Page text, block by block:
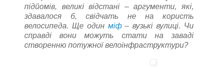
підйомів, великі відстані – аргументи, які,
здавалося б, свідчать не на користь
велосипеда. Ще один міф– вузькі вулиці. Чи
справді вони можуть стати на заваді
створенню потужної велоінфраструктури?